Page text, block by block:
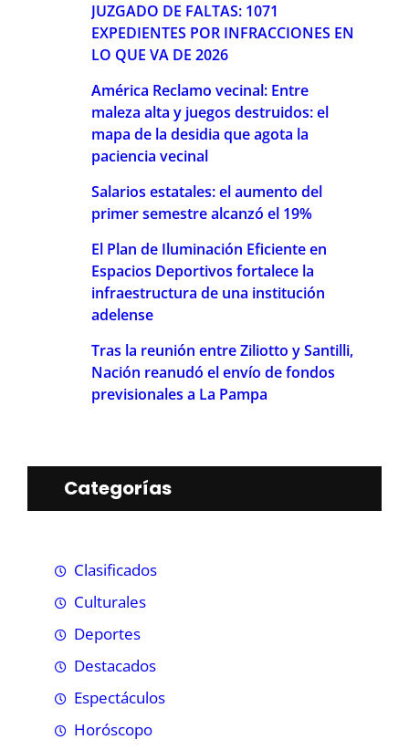
JUZGADO DE FALTAS: 1071
EXPEDIENTES POR INFRACCIONES EN
LO QUE VA DE 2026
América Reclamo vecinal: Entre
maleza alta y juegos destruidos: el
mapa de la desidia que agota la
paciencia vecinal
Salarios estatales: el aumento del
primer semestre alcanzó el 19%
El Plan de Iluminación Eficiente en
Espacios Deportivos fortalece la
infraestructura de una institución
adelense
Tras la reunión entre Ziliotto y Santilli,
Nación reanudó el envío de fondos
previsionales a La Pampa
Categorías
Clasificados
Culturales
Deportes
Destacados
Espectáculos
Horóscopo